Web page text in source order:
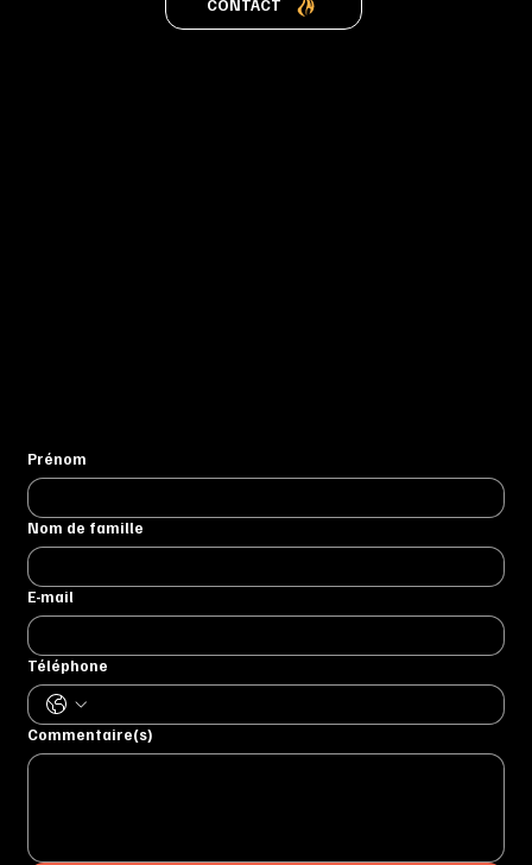
CONTACT
Prénom
Nom de famille
E-mail
Téléphone
Commentaire(s)